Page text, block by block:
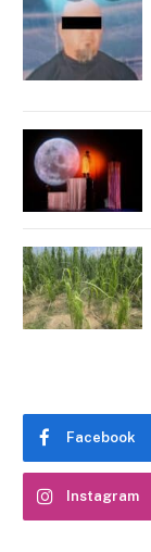
Facebook
Instagram